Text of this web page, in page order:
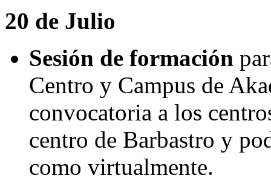
20 de Julio
Sesión de formación
Centro y Campus de
convocatoria a los
centro de Barbastro y
como virtualmente.